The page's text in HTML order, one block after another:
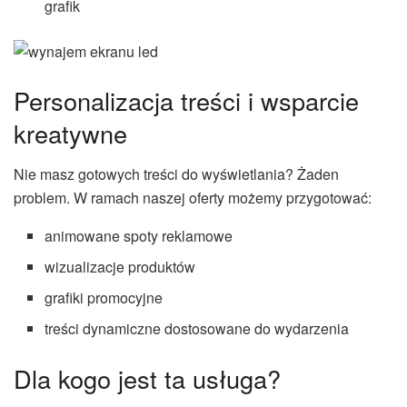
grafik
Personalizacja treści i wsparcie
kreatywne
Nie masz gotowych treści do wyświetlania? Żaden
problem. W ramach naszej oferty możemy przygotować:
animowane spoty reklamowe
wizualizacje produktów
grafiki promocyjne
treści dynamiczne dostosowane do wydarzenia
Dla kogo jest ta usługa?